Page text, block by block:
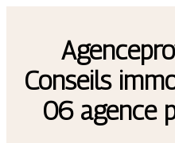
Conseils
06 agence